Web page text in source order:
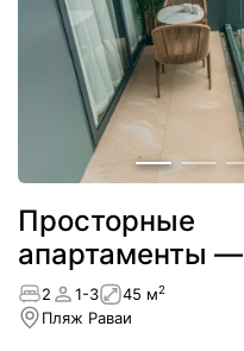
Просторные
апартаменты —
NEW
2 1-3 45 м2
Пляж Раваи